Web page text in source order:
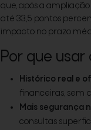
que, após a
até 33,5 pontos
impacto no prazo
Por que
Histórico real e
financeiras, sem
Mais segurança
consultas